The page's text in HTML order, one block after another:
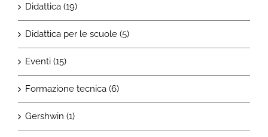
Didattica (19)
Didattica per le scuole (5)
Eventi (15)
Formazione tecnica (6)
Gershwin (1)